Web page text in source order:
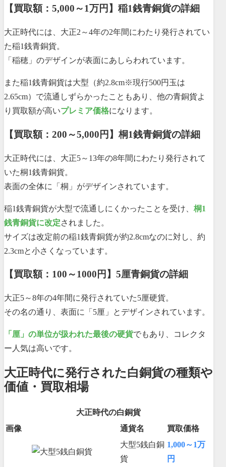
【買取額：5,000～1万円】稲1銭青銅貨の詳細
大正時代には、大正2～4年の2年間にわたり発行されてい
た稲1銭青銅貨。
「稲穂」のデザインが表面にあしらわれています。
また稲1銭青銅貨は大型（約2.8cm※現行500円玉は
2.65cm）で流通しずらかったこともあり、他の青銅貨よ
り買取額が高いプレミア価格になります。
【買取額：200～5,000円】桐1銭青銅貨の詳細
大正時代には、大正5～13年の8年間にわたり発行されて
いた桐1銭青銅貨。
表面の全体に「桐」がデザインされています。
稲1銭青銅貨が大型で流通しにくかったことを受け、 桐1
銭青銅貨に改定されました。
サイズは改定前の稲1銭青銅貨が約2.8cmなのに対し、約
2.3cmと小さくなっています。
【買取額：100～1000円】5厘青銅貨の詳細
大正5～8年の4年間に発行されていた5厘硬貨。
その名の通り、表面に「5厘」とデザインされています。
「厘」の単位が扱われた最後の硬貨でもあり、コレクタ
ー人気は高いです。
大正時代に発行された白銅貨の種類や
価値・買取相場
大正時代の白銅貨
画像
通貨名
買取価格
大型5銭白銅
貨
1,000～1万
円